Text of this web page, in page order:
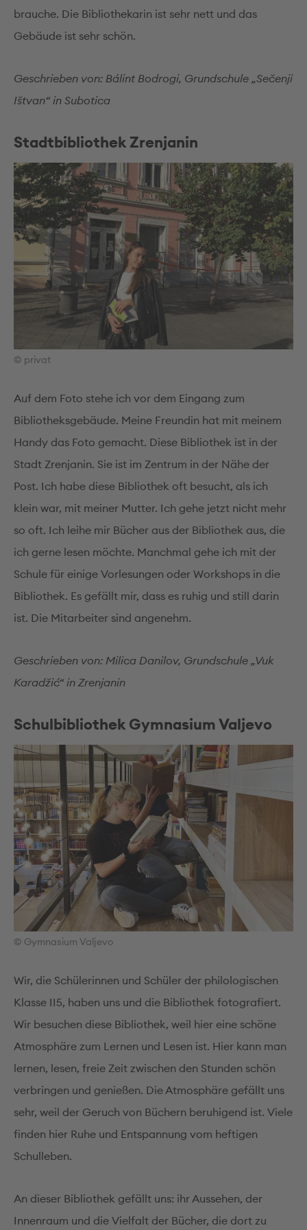
brauche. Die Bibliothekarin ist sehr nett und das
Gebäude ist sehr schön.
Geschrieben von: Bálint Bodrogi, Grundschule „Sečenji
Ištvan“ in Subotica
Stadtbibliothek Zrenjanin
© privat
Auf dem Foto stehe ich vor dem Eingang zum
Bibliotheksgebäude. Meine Freundin hat mit meinem
Handy das Foto gemacht. Diese Bibliothek ist in der
Stadt Zrenjanin. Sie ist im Zentrum in der Nähe der
Post. Ich habe diese Bibliothek oft besucht, als ich
klein war, mit meiner Mutter. Ich gehe jetzt nicht mehr
so oft. Ich leihe mir Bücher aus der Bibliothek aus, die
ich gerne lesen möchte. Manchmal gehe ich mit der
Schule für einige Vorlesungen oder Workshops in die
Bibliothek. Es gefällt mir, dass es ruhig und still darin
ist. Die Mitarbeiter sind angenehm.
Geschrieben von: Milica Danilov, Grundschule „Vuk
Karadžić“ in Zrenjanin
Schulbibliothek Gymnasium Valjevo
© Gymnasium Valjevo
Wir, die Schülerinnen und Schüler der philologischen
Klasse II5, haben uns und die Bibliothek fotografiert.
Wir besuchen diese Bibliothek, weil hier eine schöne
Atmosphäre zum Lernen und Lesen ist. Hier kann man
lernen, lesen, freie Zeit zwischen den Stunden schön
verbringen und genießen. Die Atmosphäre gefällt uns
sehr, weil der Geruch von Büchern beruhigend ist. Viele
finden hier Ruhe und Entspannung vom heftigen
Schulleben.
An dieser Bibliothek gefällt uns: ihr Aussehen, der
Innenraum und die Vielfalt der Bücher, die dort zu